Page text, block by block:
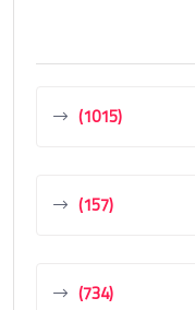
(1015)
(157)
(734)